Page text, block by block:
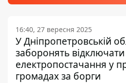
16:40, 27 вересня 2025
У Дніпропетровській
заборонять
електропостачання у
громадах за борги